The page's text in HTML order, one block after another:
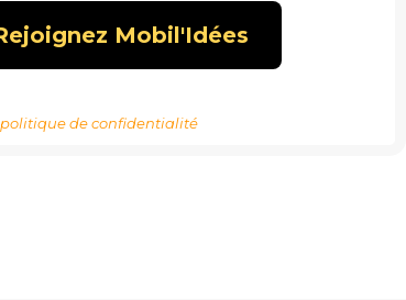
politique de confidentialité